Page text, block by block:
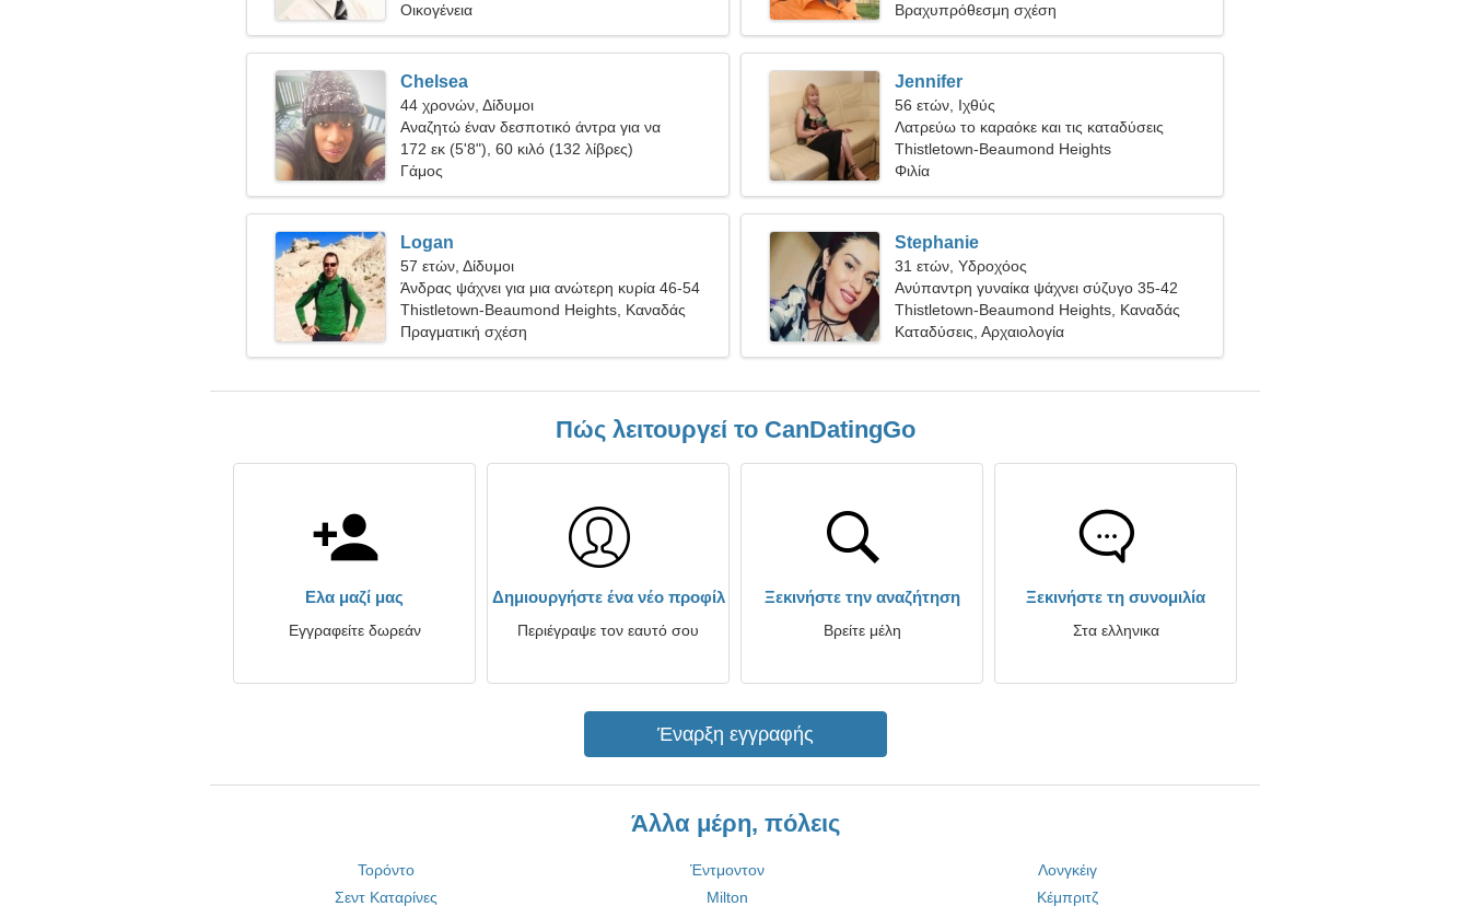
Οικογένεια
Βραχυπρόθεσμη σχέση
Chelsea
44 χρονών, Δίδυμοι
Αναζητώ έναν δεσποτικό άντρα για να
ταξιδέψω
172 εκ (5'8"), 60 κιλό (132 λίβρες)
Γάμος
Jennifer
56 ετών, Ιχθύς
Λατρεύω το καραόκε και τις καταδύσεις
Thistletown-Beaumond Heights
Φιλία
Logan
57 ετών, Δίδυμοι
Άνδρας ψάχνει για μια ανώτερη κυρία 46-54
Thistletown-Beaumond Heights, Καναδάς
Πραγματική σχέση
Stephanie
31 ετών, Υδροχόος
Ανύπαντρη γυναίκα ψάχνει σύζυγο 35-42
Thistletown-Beaumond Heights, Καναδάς
Καταδύσεις, Αρχαιολογία
Πώς λειτουργεί το CanDatingGo
Ελα μαζί μας
Εγγραφείτε δωρεάν
Δημιουργήστε ένα νέο προφίλ
Περιέγραψε τον εαυτό σου
Ξεκινήστε την αναζήτηση
Βρείτε μέλη
Ξεκινήστε τη συνομιλία
Στα ελληνικα
Έναρξη εγγραφής
Άλλα μέρη, πόλεις
Τορόντο Έντμοντον
Λονγκέιγ
Σεντ Καταρίνες
Milton
Κέμπριτζ